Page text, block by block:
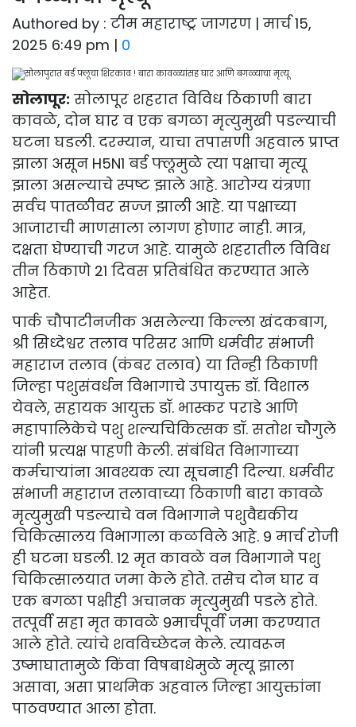
Authored by : टीम महाराष्ट्र जागरण | मार्च 15,
2025 6:49 pm | 0
सोलापूर: सोलापूर शहरात विविध ठिकाणी बारा
कावळे, दोन घार व एक बगळा मृत्युमुखी पडल्याची
घटना घडली. दरम्यान, याचा तपासणी अहवाल प्राप्त
झाला असून H5N1 बर्ड फ्लूमुळे त्या पक्षाचा मृत्यू
झाला असल्याचे स्पष्ट झाले आहे. आरोग्य यंत्रणा
सर्वच पातळीवर सज्ज झाली आहे. या पक्षाच्या
आजाराची माणसाला लागण होणार नाही. मात्र,
दक्षता घेण्याची गरज आहे. यामुळे शहरातील विविध
तीन ठिकाणे 21 दिवस प्रतिबंधित करण्यात आले
आहेत.
पार्क चौपाटीनजीक असलेल्या किल्ला खंदकबाग,
श्री सिध्देश्वर तलाव परिसर आणि धर्मवीर संभाजी
महाराज तलाव (कंबर तलाव) या तिन्ही ठिकाणी
जिल्हा पशुसंवर्धन विभागाचे उपायुक्त डॉ. विशाल
येवले, सहायक आयुक्त डॉ. भास्कर पराडे आणि
महापालिकेचे पशु शल्यचिकित्सक डॉ. सतोश चौगुले
यांनी प्रत्यक्ष पाहणी केली. संबंधित विभागाच्या
कर्मचाऱ्यांना आवश्यक त्या सूचनाही दिल्या. धर्मवीर
संभाजी महाराज तलावाच्या ठिकाणी बारा कावळे
मृत्युमुखी पडल्याचे वन विभागाने पशुवैद्यकीय
चिकित्सालय विभागाला कळविले आहे. 9 मार्च रोजी
ही घटना घडली. 12 मृत कावळे वन विभागाने पशु
चिकित्सालयात जमा केले होते. तसेच दोन घार व
एक बगळा पक्षीही अचानक मृत्युमुखी पडले होते.
तत्पूर्वी सहा मृत कावळे 9मार्चपूर्वी जमा करण्यात
आले होते. त्यांचे शवविच्छेदन केले. त्यावरून
उष्माघातामुळे किंवा विषबाधेमुळे मृत्यू झाला
असावा, असा प्राथमिक अहवाल जिल्हा आयुक्तांना
पाठवण्यात आला होता.